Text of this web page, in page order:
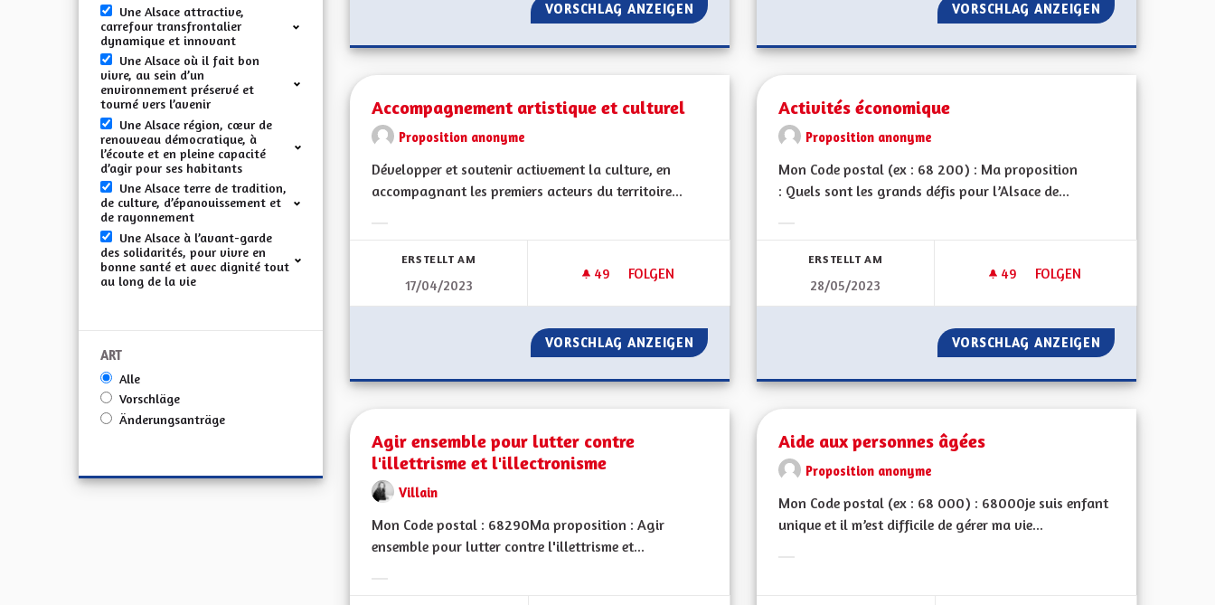
Une Alsace attractive,
carrefour transfrontalier
dynamique et innovant
Une Alsace où il fait bon
vivre, au sein d’un
environnement préservé et
tourné vers l’avenir
Une Alsace région, cœur de
renouveau démocratique, à
l’écoute et en pleine capacité
d’agir pour ses habitants
Une Alsace terre de tradition,
de culture, d’épanouissement et
de rayonnement
Une Alsace à l’avant-garde
des solidarités, pour vivre en
bonne santé et avec dignité tout
au long de la vie
ART
Alle
Vorschläge
Änderungsanträge
VORSCHLAG ANZEIGEN A QUOI BON CONTINUER ? VORSCHLAG ANZEIGEN ACCÉDER À LA
Accompagnement artistique et culturel
Proposition anonyme
Développer et soutenir activement la culture, en
accompagnant les premiers acteurs du territoire...
ERSTELLT AM
17/04/2023
49 49 FOLLOWER
FOLGEN
ACCOMPAGNEMENT ARTISTIQUE ET CULTUREL
VORSCHLAG ANZEIGEN ACCOMPAGNEMENT ARTISTIQUE ET CULTUREL
Activités économique
Proposition anonyme
Mon Code postal (ex : 68 200) : Ma proposition
: Quels sont les grands défis pour l’Alsace de...
ERSTELLT AM
28/05/2023
49 49 FOLLOWER
FOLGEN
ACTIVITÉS ÉCONOMIQUE
VORSCHLAG ANZEIGEN ACTIVITÉS
Agir ensemble pour lutter contre
l'illettrisme et l'illectronisme
Villain
Mon Code postal : 68290Ma proposition : Agir
ensemble pour lutter contre l'illettrisme et...
Aide aux personnes âgées
Proposition anonyme
Mon Code postal (ex : 68 000) : 68000je suis enfant
unique et il m’est difficile de gérer ma vie...